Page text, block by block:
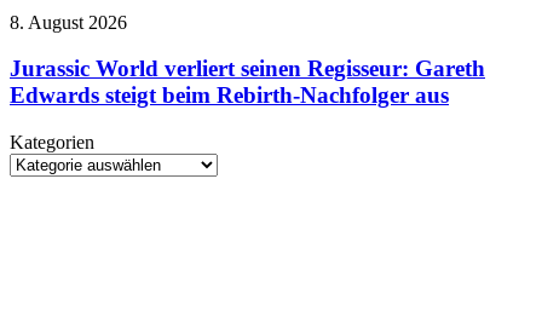
HARPOON
Kundenkonten
Jurassic
verliert
seinen
Regisseur:
Edwards
steigt
8. August 2026
Jurassic World verliert seinen Regisseur: Gareth
Edwards steigt beim Rebirth-Nachfolger aus
Kategorien
Kategorien